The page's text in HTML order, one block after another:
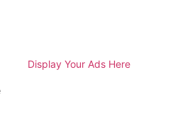
Display Your Ads Here